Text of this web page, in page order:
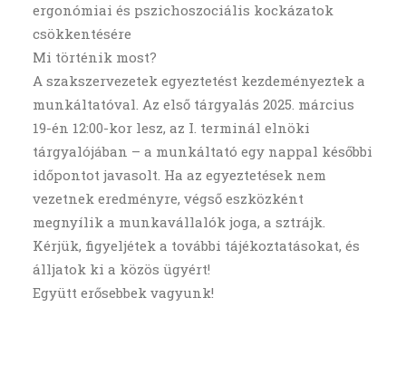
ergonómiai és pszichoszociális kockázatok
csökkentésére
Mi történik most?
A szakszervezetek egyeztetést kezdeményeztek a
munkáltatóval. Az első tárgyalás 2025. március
19-én 12:00-kor lesz, az I. terminál elnöki
tárgyalójában – a munkáltató egy nappal későbbi
időpontot javasolt. Ha az egyeztetések nem
vezetnek eredményre, végső eszközként
megnyílik a munkavállalók joga, a sztrájk.
Kérjük, figyeljétek a további tájékoztatásokat, és
álljatok ki a közös ügyért!
Együtt erősebbek vagyunk!